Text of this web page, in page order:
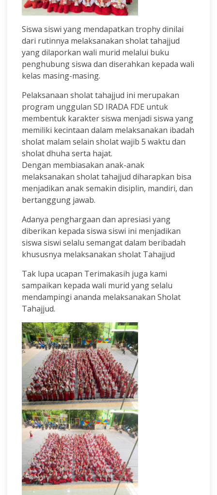
Siswa siswi yang mendapatkan trophy dinilai
dari rutinnya melaksanakan sholat tahajjud
yang dilaporkan wali murid melalui buku
penghubung siswa dan diserahkan kepada wali
kelas masing-masing.
Pelaksanaan sholat tahajjud ini merupakan
program unggulan SD IRADA FDE untuk
membentuk karakter siswa menjadi siswa yang
memiliki kecintaan dalam melaksanakan ibadah
sholat malam selain sholat wajib 5 waktu dan
sholat dhuha serta hajat.
Dengan membiasakan anak-anak
melaksanakan sholat tahajjud diharapkan bisa
menjadikan anak semakin disiplin, mandiri, dan
bertanggung jawab.
Adanya penghargaan dan apresiasi yang
diberikan kepada siswa siswi ini menjadikan
siswa siswi selalu semangat dalam beribadah
khususnya melaksanakan sholat Tahajjud
Tak lupa ucapan Terimakasih juga kami
sampaikan kepada wali murid yang selalu
mendampingi ananda melaksanakan Sholat
Tahajjud.